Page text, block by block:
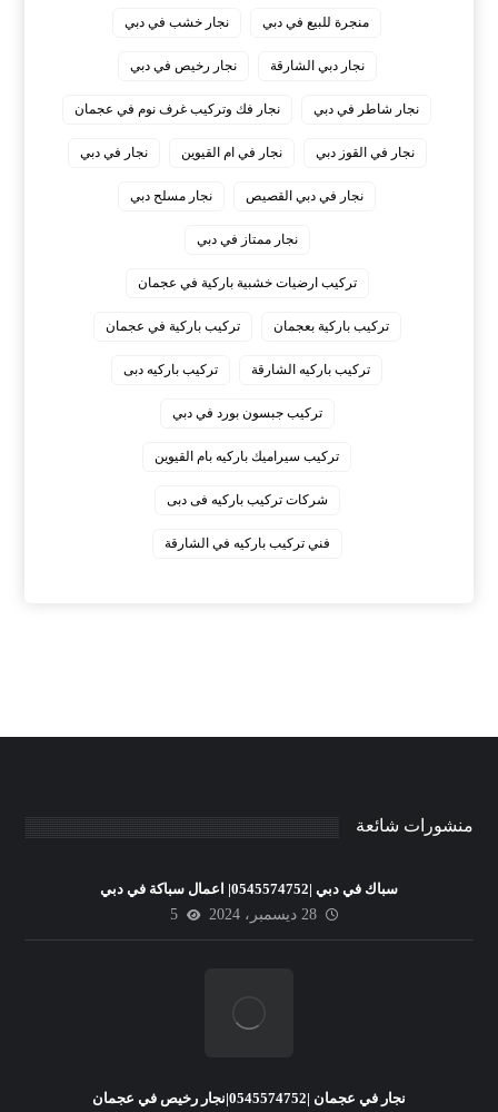
منجرة للبيع في دبي نجار خشب في دبي
نجار دبي الشارقة نجار رخيص في دبي
نجار شاطر في دبي نجار فك وتركيب غرف نوم في عجمان
نجار في القوز دبي نجار في ام القيوين نجار في دبي
نجار في دبي القصيص نجار مسلح دبي
نجار ممتاز في دبي
‏تركيب ارضيات خشبية باركية في عجمان
‏تركيب باركية بعجمان ‏تركيب باركية في عجمان
‏تركيب باركيه الشارقة ‏تركيب باركيه دبى
‏تركيب جبسون بورد في دبي
‏تركيب سيراميك باركيه بام القيوين
‏شركات تركيب باركيه فى دبى
‏فني تركيب باركيه في الشارقة
منشورات شائعة
سباك في دبي |0545574752| اعمال سباكة في دبي
28 ديسمبر، 2024
5
نجار في عجمان |0545574752|نجار رخيص في عجمان